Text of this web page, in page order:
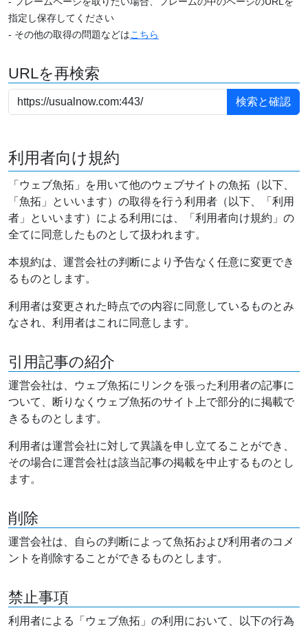
指定し保存してください
- その他の取得の問題などはこちら
URLを再検索
利用者向け規約
「ウェブ魚拓」を用いて他のウェブサイトの魚拓（以下、
「魚拓」といいます）の取得を行う利用者（以下、「利用
者」といいます）による利用には、「利用者向け規約」の
全てに同意したものとして扱われます。
本規約は、運営会社の判断により予告なく任意に変更でき
るものとします。
利用者は変更された時点での内容に同意しているものとみ
なされ、利用者はこれに同意します。
引用記事の紹介
運営会社は、ウェブ魚拓にリンクを張った利用者の記事に
ついて、断りなくウェブ魚拓のサイト上で部分的に掲載で
きるものとします。
利用者は運営会社に対して異議を申し立てることができ、
その場合に運営会社は該当記事の掲載を中止するものとし
ます。
削除
運営会社は、自らの判断によって魚拓および利用者のコメ
ントを削除することができるものとします。
禁止事項
利用者による「ウェブ魚拓」の利用において、以下の行為